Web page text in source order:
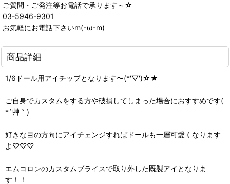
ご質問・ご発注等お電話で承ります～☆
03-5946-9301
お気軽にお電話下さいm(･ω･m)
商品詳細
1/6ドール用アイチップとなります〜(*'▽')☆★
ご自身でカスタムをする方や破損してしまった場合におすすめです(
*´艸｀)
好きな目の方向にアイチェンジすればドールも一層可愛くなります
よ♡♡♡
エムコロンのカスタムブライスで取り外した既製アイとなりま
す！！